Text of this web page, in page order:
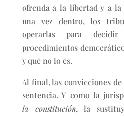
ofrenda a la libertad y a la
una vez dentro, los
operarlas para
procedimientos
y qué no lo es.
Al final, las convicciones de
sentencia. Y como la
la constitución, la